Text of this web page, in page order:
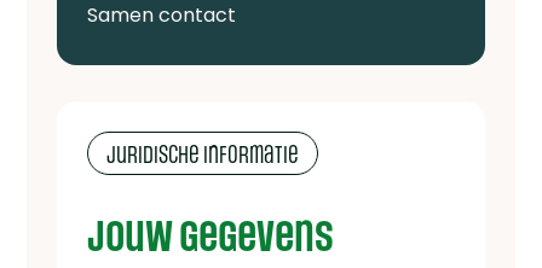
Samen contact
Juridische informatie
Jouw gegevens